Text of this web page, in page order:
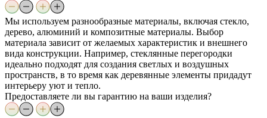
Мы используем разнообразные материалы, включая стекло,
дерево, алюминий и композитные материалы. Выбор
материала зависит от желаемых характеристик и внешнего
вида конструкции. Например, стеклянные перегородки
идеально подходят для создания светлых и воздушных
пространств, в то время как деревянные элементы придадут
интерьеру уют и тепло.
Предоставляете ли вы гарантию на ваши изделия?